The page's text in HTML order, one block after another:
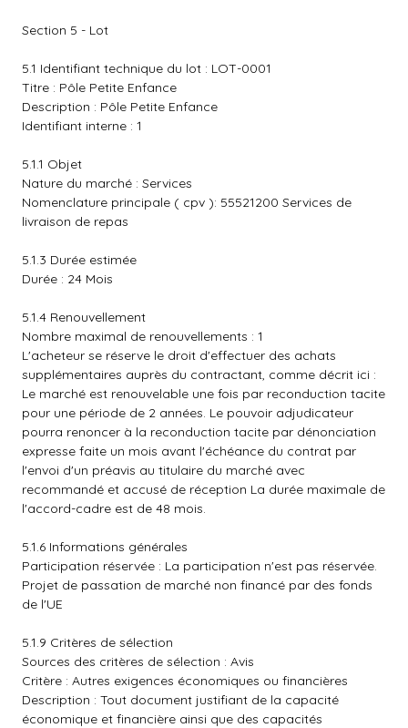
Section 5 - Lot
5.1 Identifiant technique du lot : LOT-0001
Titre : Pôle Petite Enfance
Description : Pôle Petite Enfance
Identifiant interne : 1
5.1.1 Objet
Nature du marché : Services
Nomenclature principale ( cpv ): 55521200 Services de
livraison de repas
5.1.3 Durée estimée
Durée : 24 Mois
5.1.4 Renouvellement
Nombre maximal de renouvellements : 1
L'acheteur se réserve le droit d'effectuer des achats
supplémentaires auprès du contractant, comme décrit ici :
Le marché est renouvelable une fois par reconduction tacite
pour une période de 2 années. Le pouvoir adjudicateur
pourra renoncer à la reconduction tacite par dénonciation
expresse faite un mois avant l'échéance du contrat par
l'envoi d'un préavis au titulaire du marché avec
recommandé et accusé de réception La durée maximale de
l'accord-cadre est de 48 mois.
5.1.6 Informations générales
Participation réservée : La participation n'est pas réservée.
Projet de passation de marché non financé par des fonds
de l'UE
5.1.9 Critères de sélection
Sources des critères de sélection : Avis
Critère : Autres exigences économiques ou financières
Description : Tout document justifiant de la capacité
économique et financière ainsi que des capacités